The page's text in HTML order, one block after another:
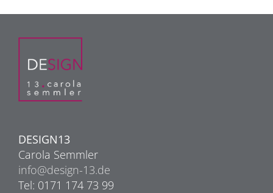
DESIGN13
Carola Semmler
info@design-13.de
Tel: 0171 174 73 99